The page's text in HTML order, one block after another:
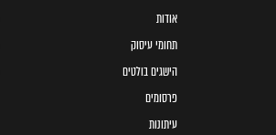
אודות
תחומי עיסוק
הישגים בולטים
פרסומים
עיתונות